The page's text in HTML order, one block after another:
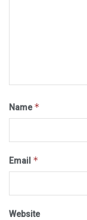
Name*
Email *
Website